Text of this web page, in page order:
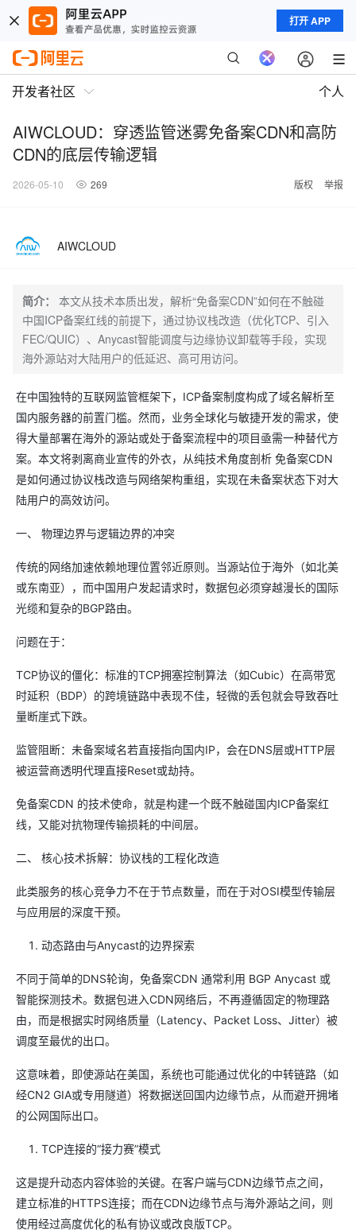
打开 APP
开发者社区 个人
AIWCLOUD：穿透监管迷雾免备案CDN和高防
CDN的底层传输逻辑
2026-05-10 269 版权 举报
AIWCLOUD
简介：
本文从技术本质出发，解析“免备案CDN”如何在不触碰
中国ICP备案红线的前提下，通过协议栈改造（优化TCP、引入
FEC/QUIC）、Anycast智能调度与边缘协议卸载等手段，实现
海外源站对大陆用户的低延迟、高可用访问。
在中国独特的互联网监管框架下，ICP备案制度构成了域名解析至
国内服务器的前置门槛。然而，业务全球化与敏捷开发的需求，使
得大量部署在海外的源站或处于备案流程中的项目亟需一种替代方
案。本文将剥离商业宣传的外衣，从纯技术角度剖析 免备案CDN​
是如何通过协议栈改造与网络架构重组，实现在未备案状态下对大
陆用户的高效访问。
一、 物理边界与逻辑边界的冲突
传统的网络加速依赖地理位置邻近原则。当源站位于海外（如北美
或东南亚），而中国用户发起请求时，数据包必须穿越漫长的国际
光缆和复杂的BGP路由。
问题在于：
TCP协议的僵化：标准的TCP拥塞控制算法（如Cubic）在高带宽
时延积（BDP）的跨境链路中表现不佳，轻微的丢包就会导致吞吐
量断崖式下跌。
监管阻断：未备案域名若直接指向国内IP，会在DNS层或HTTP层
被运营商透明代理直接Reset或劫持。
免备案CDN​ 的技术使命，就是构建一个既不触碰国内ICP备案红
线，又能对抗物理传输损耗的中间层。
二、 核心技术拆解：协议栈的工程化改造
此类服务的核心竞争力不在于节点数量，而在于对OSI模型传输层
与应用层的深度干预。
动态路由与Anycast的边界探索
不同于简单的DNS轮询，免备案CDN​ 通常利用 BGP Anycast 或
智能探测技术。数据包进入CDN网络后，不再遵循固定的物理路
由，而是根据实时网络质量（Latency、Packet Loss、Jitter）被
调度至最优的出口。
这意味着，即使源站在美国，系统也可能通过优化的中转链路（如
经CN2 GIA或专用隧道）将数据送回国内边缘节点，从而避开拥堵
的公网国际出口。
TCP连接的“接力赛”模式
这是提升动态内容体验的关键。在客户端与CDN边缘节点之间，
建立标准的HTTPS连接；而在CDN边缘节点与海外源站之间，则
使用经过高度优化的私有协议或改良版TCP。